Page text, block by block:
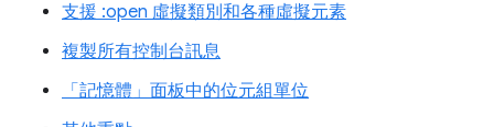
支援 :open 虛擬類別和各種虛擬元素
複製所有控制台訊息
「記憶體」面板中的位元組單位